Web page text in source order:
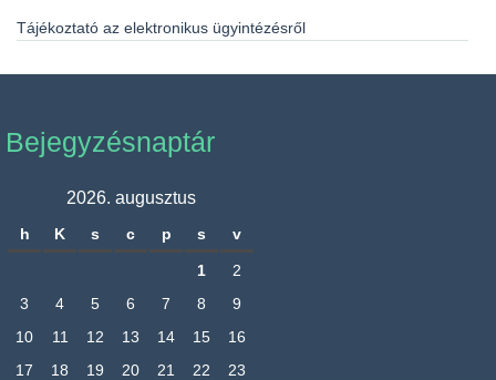
Tájékoztató az elektronikus ügyintézésről
Bejegyzésnaptár
2026. augusztus
h K s c p s v
1
2
3
4 5 6 7 8
9
10
11 12 13 14 15
16
17
18 19 20 21 22
23